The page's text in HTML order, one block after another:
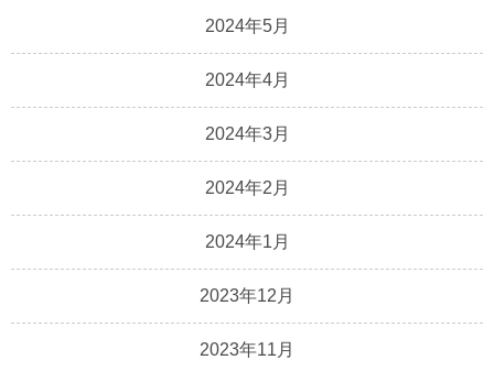
2024年5月
2024年4月
2024年3月
2024年2月
2024年1月
2023年12月
2023年11月